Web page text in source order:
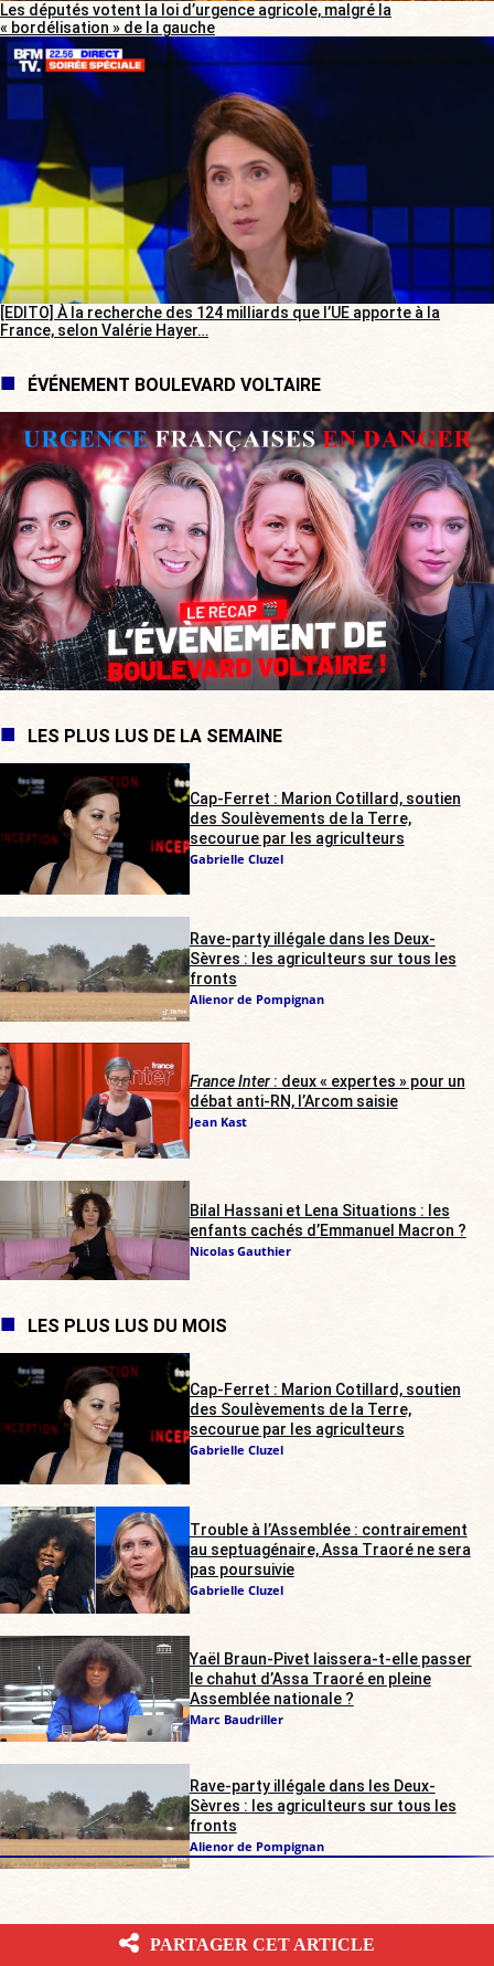
Les députés votent la loi d’urgence agricole, malgré la
« bordélisation » de la gauche
[EDITO] À la recherche des 124 milliards que l’UE apporte à la
France, selon Valérie Hayer…
ÉVÉNEMENT BOULEVARD VOLTAIRE
LES PLUS LUS DE LA SEMAINE
Cap-Ferret : Marion Cotillard, soutien
des Soulèvements de la Terre,
secourue par les agriculteurs
Gabrielle Cluzel
Rave-party illégale dans les Deux-
Sèvres : les agriculteurs sur tous les
fronts
Alienor de Pompignan
France Inter: deux « expertes » pour un
débat anti-RN, l’Arcom saisie
Jean Kast
Bilal Hassani et Lena Situations : les
enfants cachés d’Emmanuel Macron ?
Nicolas Gauthier
LES PLUS LUS DU MOIS
Cap-Ferret : Marion Cotillard, soutien
des Soulèvements de la Terre,
secourue par les agriculteurs
Gabrielle Cluzel
Trouble à l’Assemblée : contrairement
au septuagénaire, Assa Traoré ne sera
pas poursuivie
Gabrielle Cluzel
Yaël Braun-Pivet laissera-t-elle passer
le chahut d’Assa Traoré en pleine
Assemblée nationale ?
Marc Baudriller
Rave-party illégale dans les Deux-
Sèvres : les agriculteurs sur tous les
fronts
Alienor de Pompignan
PARTAGER CET ARTICLE